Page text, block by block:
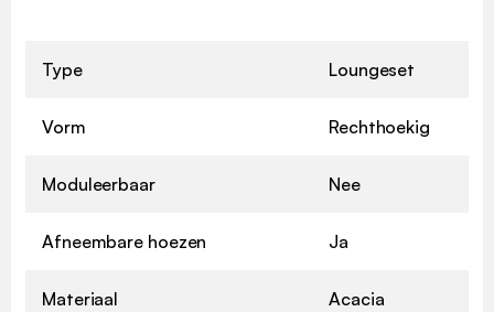
Type Loungeset
Vorm Rechthoekig
Moduleerbaar Nee
Afneembare hoezen Ja
Materiaal Acacia